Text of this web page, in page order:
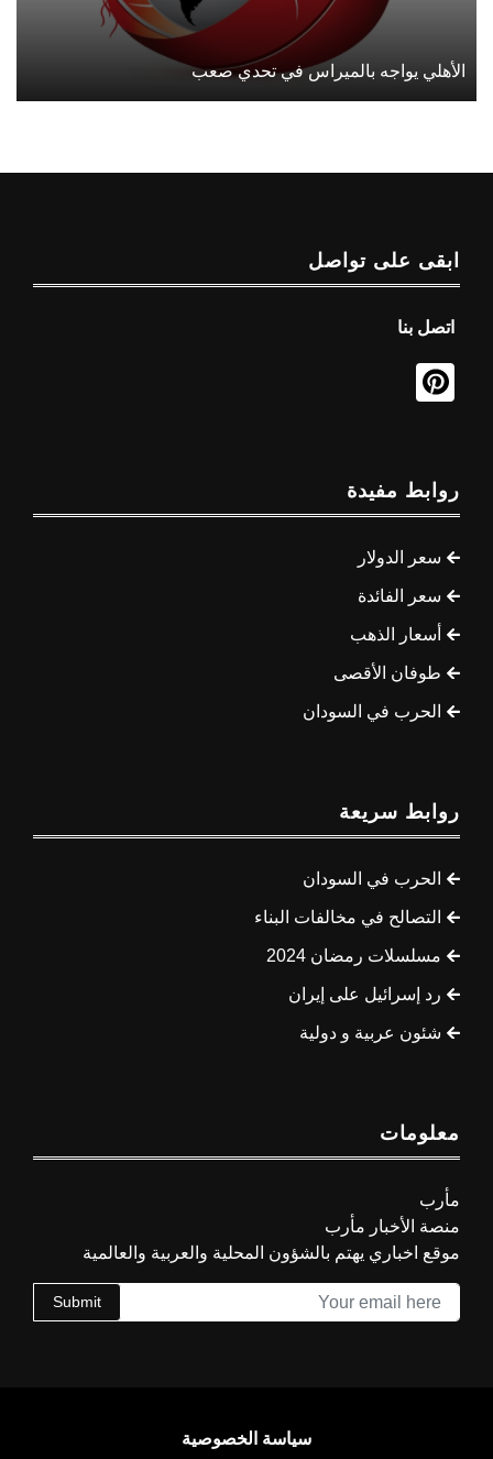
الأهلي يواجه بالميراس في تحدي صعب
ابقى على تواصل
اتصل بنا
روابط مفيدة
سعر الدولار
سعر الفائدة
أسعار الذهب
طوفان الأقصى
الحرب في السودان
روابط سريعة
الحرب في السودان
التصالح في مخالفات البناء
مسلسلات رمضان 2024
رد إسرائيل على إيران
شئون عربية و دولية
معلومات
مأرب
منصة الأخبار مأرب
موقع اخباري يهتم بالشؤون المحلية والعربية والعالمية
Submit
سياسة الخصوصية